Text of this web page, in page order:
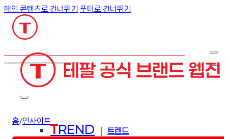
메인 콘텐츠로 건너뛰기 푸터로 건너뛰기
TREND 트렌드
홈/인사이트